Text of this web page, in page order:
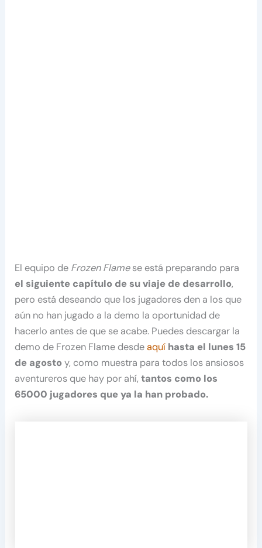
El equipo de Frozen Flamese está preparando para
el siguiente capítulo de su viaje de desarrollo,
pero está deseando que los jugadores den a los que
aún no han jugado a la demo la oportunidad de
hacerlo antes de que se acabe. Puedes descargar la
demo de Frozen Flame desdeaquí hasta el lunes 15
de agostoy, como muestra para todos los ansiosos
aventureros que hay por ahí,tantos como los
65000 jugadores que ya la han probado.